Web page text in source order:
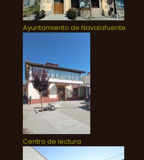
Ayuntamiento de Navalafuente
Centro de lectura